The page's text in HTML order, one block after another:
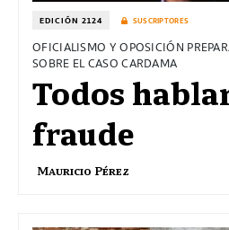
EDICIÓN 2124 SUSCRIPTORES
OFICIALISMO Y OPOSICIÓN
SOBRE EL CASO CARDAMA
Todos
fraude
Mauricio Pérez